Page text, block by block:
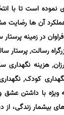
است تا با
آن ها رضایت
در زمینه
رسالت, پرستار
هزینه نگهداری
کودک,
ویژه با داشتن عشق
بیشمار زندگی،